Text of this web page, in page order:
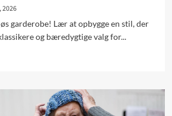
2026
garderobe! Lær at opbygge en stil, der
og bæredygtige valg for...